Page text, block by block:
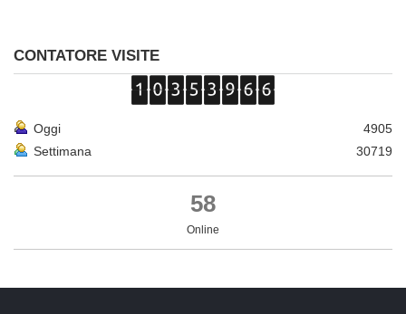
CONTATORE VISITE
Oggi
4905
Settimana
30719
58
Online